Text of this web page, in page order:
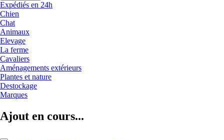
Expédiés en 24h
Chien
Chat
Animaux
Elevage
La ferme
Cavaliers
Aménagements extérieurs
Plantes et nature
Destockage
Marques
Ajout en cours...